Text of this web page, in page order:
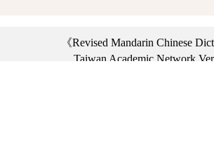
《Revised Mandarin Chinese
Taiwan Academic Network